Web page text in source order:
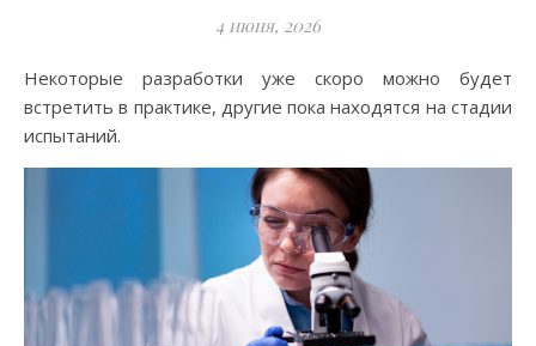
4 июня, 2026
Некоторые разработки уже скоро можно будет
встретить в практике, другие пока находятся на стадии
испытаний.